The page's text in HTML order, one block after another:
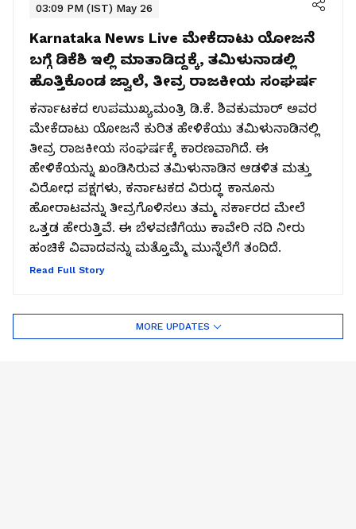
03:09 PM (IST) May 26
Karnataka News Live ಮೇಕೆದಾಟು ಯೋಜನೆ
ಬಗ್ಗೆ ಡಿಕೆಶಿ ಇಲ್ಲಿ ಮಾತಾಡಿದ್ದಕ್ಕೆ, ತಮಿಳುನಾಡಲ್ಲಿ
ಹೊತ್ತಿಕೊಂಡ ಜ್ವಾಲೆ, ತೀವ್ರ ರಾಜಕೀಯ ಸಂಘರ್ಷ
ಕರ್ನಾಟಕದ ಉಪಮುಖ್ಯಮಂತ್ರಿ ಡಿ.ಕೆ. ಶಿವಕುಮಾರ್ ಅವರ
ಮೇಕೆದಾಟು ಯೋಜನೆ ಕುರಿತ ಹೇಳಿಕೆಯು ತಮಿಳುನಾಡಿನಲ್ಲಿ
ತೀವ್ರ ರಾಜಕೀಯ ಸಂಘರ್ಷಕ್ಕೆ ಕಾರಣವಾಗಿದೆ. ಈ
ಹೇಳಿಕೆಯನ್ನು ಖಂಡಿಸಿರುವ ತಮಿಳುನಾಡಿನ ಆಡಳಿತ ಮತ್ತು
ವಿರೋಧ ಪಕ್ಷಗಳು, ಕರ್ನಾಟಕದ ವಿರುದ್ಧ ಕಾನೂನು
ಹೋರಾಟವನ್ನು ತೀವ್ರಗೊಳಿಸಲು ತಮ್ಮ ಸರ್ಕಾರದ ಮೇಲೆ
ಒತ್ತಡ ಹೇರುತ್ತಿವೆ. ಈ ಬೆಳವಣಿಗೆಯು ಕಾವೇರಿ ನದಿ ನೀರು
ಹಂಚಿಕೆ ವಿವಾದವನ್ನು ಮತ್ತೊಮ್ಮೆ ಮುನ್ನೆಲೆಗೆ ತಂದಿದೆ.
Read Full Story
MORE UPDATES